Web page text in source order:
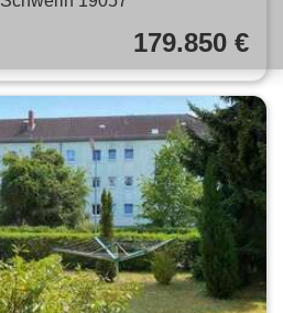
179.850 €